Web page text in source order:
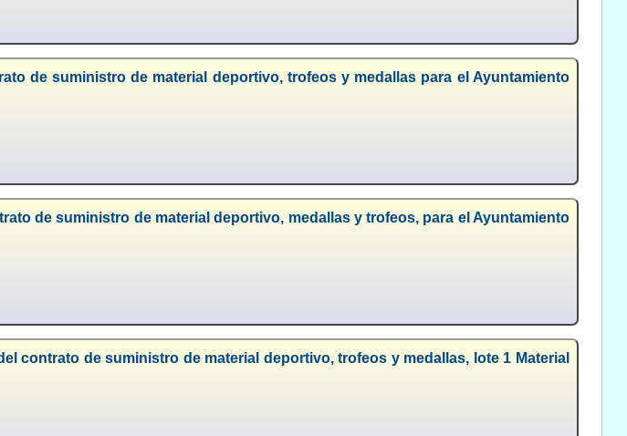
de suministro de material deportivo, trofeos y medallas para el Ayuntamiento
de suministro de material deportivo, medallas y trofeos, para el Ayuntamiento
contrato de suministro de material deportivo, trofeos y medallas, lote 1 Material